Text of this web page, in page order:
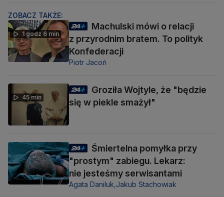
ZOBACZ TAKŻE:
1 godz 6 min
Machulski mówi o relacji
z przyrodnim bratem. To polityk
Konfederacji
Piotr Jacoń
45 min
Groziła Wojtyle, że "będzie
się w piekle smażył"
Śmiertelna pomyłka przy
"prostym" zabiegu. Lekarz:
nie jesteśmy serwisantami
Agata Daniluk,Jakub Stachowiak